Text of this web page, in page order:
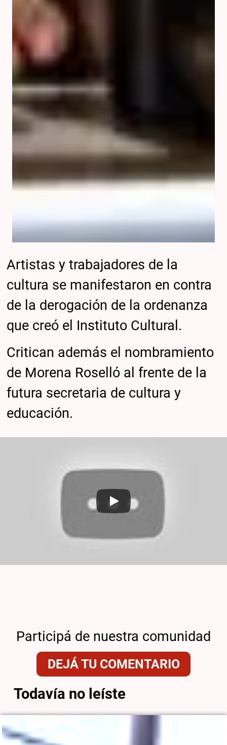
Artistas y trabajadores de la
cultura se manifestaron en contra
de la derogación de la ordenanza
que creó el Instituto Cultural.
Critican además el nombramiento
de Morena Roselló al frente de la
futura secretaria de cultura y
educación.
Participá de nuestra comunidad
DEJÁ TU COMENTARIO
Todavía no leíste